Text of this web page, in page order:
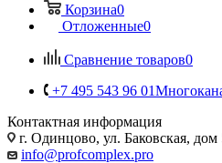
Корзина0
Отложенные0
Сравнение товаров0
+7 495 543 96 01
Контактная информация
г. Одинцово, ул. Баковская, дом
info@profcomplex.pro